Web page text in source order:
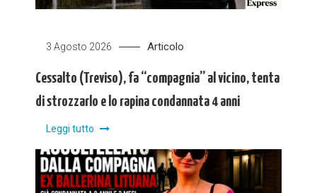
3 Agosto 2026 Articolo
Cessalto (Treviso), fa “compagnia” al vicino, tenta
di strozzarlo e lo rapina condannata 4 anni
Leggi tutto